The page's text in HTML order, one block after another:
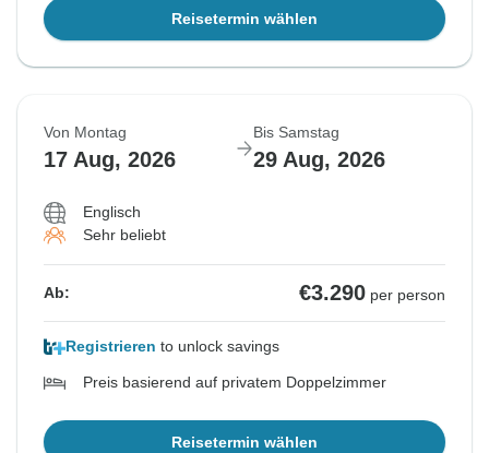
Reisetermin wählen
Von Montag
17 Aug, 2026
Bis Samstag
29 Aug, 2026
Englisch
Sehr beliebt
Ab: €3.290 per person
Registrieren to unlock savings
Preis basierend auf privatem Doppelzimmer
Reisetermin wählen